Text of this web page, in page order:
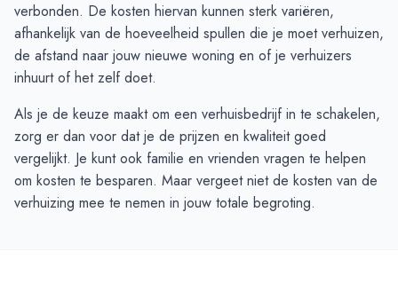
verbonden. De kosten hiervan kunnen sterk variëren,
afhankelijk van de hoeveelheid spullen die je moet verhuizen,
de afstand naar jouw nieuwe woning en of je verhuizers
inhuurt of het zelf doet.
Als je de keuze maakt om een verhuisbedrijf in te schakelen,
zorg er dan voor dat je de prijzen en kwaliteit goed
vergelijkt. Je kunt ook familie en vrienden vragen te helpen
om kosten te besparen. Maar vergeet niet de kosten van de
verhuizing mee te nemen in jouw totale begroting.